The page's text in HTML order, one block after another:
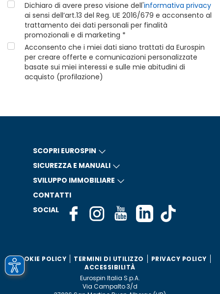
Dichiaro di avere preso visione dell'informativa privacy
ai sensi dell’art.13 del Reg. UE 2016/679 e acconsento al
trattamento dei dati personali per finalità
promozionali e di marketing *
Acconsento che i miei dati siano trattati da Eurospin
per creare offerte e comunicazioni personalizzate
basate sui miei interessi e sulle mie abitudini di
acquisto (profilazione)
SCOPRI EUROSPIN
SICUREZZA E MANUALI
SVILUPPO IMMOBILIARE
CONTATTI
SOCIAL
COOKIE POLICY TERMINI DI UTILIZZO
PRIVACY POLICY
ACCESSIBILITÀ
Eurospin Italia S.p.A.
Via Campalto 3/d